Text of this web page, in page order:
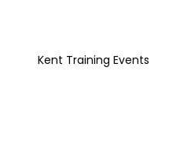
Kent Training Events